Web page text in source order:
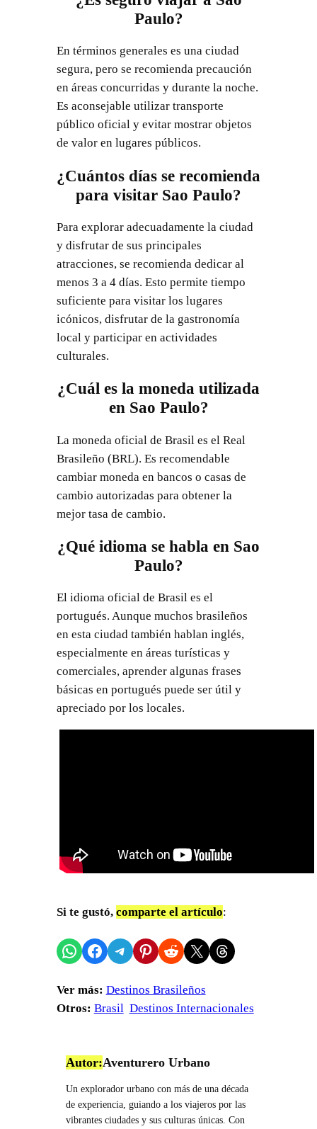
Paulo?
En términos generales es una ciudad
segura, pero se recomienda precaución
en áreas concurridas y durante la noche.
Es aconsejable utilizar transporte
público oficial y evitar mostrar objetos
de valor en lugares públicos.
¿Cuántos días se recomienda
para visitar Sao Paulo?
Para explorar adecuadamente la ciudad
y disfrutar de sus principales
atracciones, se recomienda dedicar al
menos 3 a 4 días. Esto permite tiempo
suficiente para visitar los lugares
icónicos, disfrutar de la gastronomía
local y participar en actividades
culturales.
¿Cuál es la moneda utilizada
en Sao Paulo?
La moneda oficial de Brasil es el Real
Brasileño (BRL). Es recomendable
cambiar moneda en bancos o casas de
cambio autorizadas para obtener la
mejor tasa de cambio.
¿Qué idioma se habla en Sao
Paulo?
El idioma oficial de Brasil es el
portugués. Aunque muchos brasileños
en esta ciudad también hablan inglés,
especialmente en áreas turísticas y
comerciales, aprender algunas frases
básicas en portugués puede ser útil y
apreciado por los locales.
Si te gustó, comparte el artículo:
Compartir en WhatsApp
Compartir en Facebook
Compartir en Telegram
Compartir en Pinterest
Compartir en Reddit
Compartir en X Share on Threads
Ver más: Destinos Brasileños
Otros: Brasil Destinos Internacionales
Autor:Aventurero Urbano
Un explorador urbano con más de una década
de experiencia, guiando a los viajeros por las
vibrantes ciudades y sus culturas únicas. Con